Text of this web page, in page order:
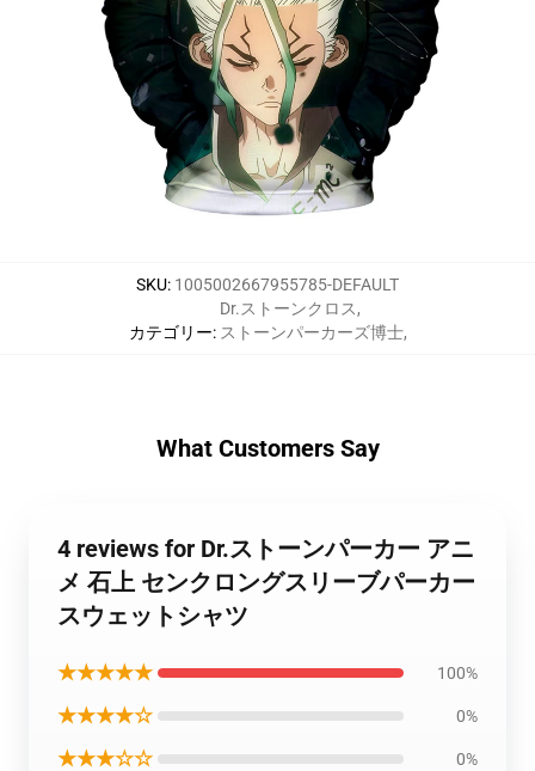
SKU: 1005002667955785-DEFAULT
カテゴリー:
Dr.ストーンクロス,
ストーンパーカーズ博士,
What Customers Say
4 reviews for Dr.ストーンパーカー アニ
メ 石上 センクロングスリーブパーカー
スウェットシャツ
★★★★★ 100%
★★★★☆ 0%
★★★☆☆ 0%